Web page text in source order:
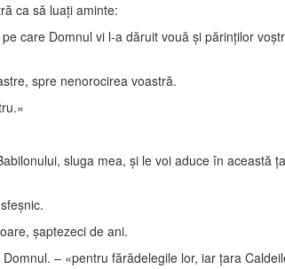
ca să luaţi aminte:
care Domnul vi l-a dăruit vouă şi părinţilor
spre nenorocirea voastră.
sluga mea, şi le voi aduce în această
şaptezeci de ani.
– «pentru fărădelegile lor, iar ţara